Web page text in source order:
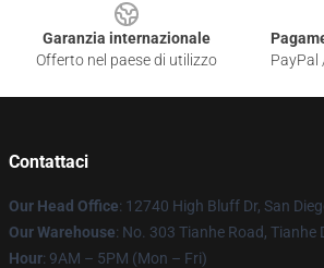
Garanzia internazionale
Offerto nel paese di utilizzo
PayPal
Contattaci
Our Head Office: 12740 High Bluff Dr, San
Our Warehouse: No. 303 Tianhe Road,
Hour: 9AM – 5PM (Mon – Fri)